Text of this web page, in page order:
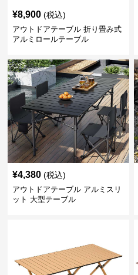
¥8,900 (税込)
アウトドアテーブル 折り畳み式
アルミロールテーブル
¥4,380 (税込)
アウトドアテーブル アルミスリ
ット 大型テーブル